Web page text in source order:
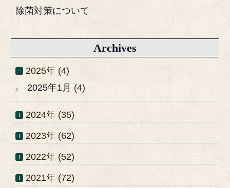
除菌対策について
Archives
2025年 (4)
2025年1月 (4)
2024年 (35)
2023年 (62)
2022年 (52)
2021年 (72)